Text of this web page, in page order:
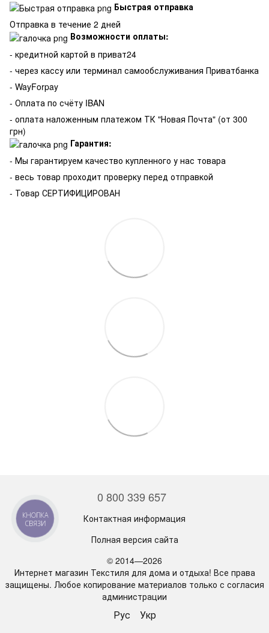
Быстрая отправка
Отправка в течение 2 дней
Возможности оплаты:
- кредитной картой в приват24
- через кассу или терминал самообслуживания Приватбанка
- WayForpay
- Оплата по счёту IBAN
- оплата наложенным платежом ТК "Новая Почта" (от 300
грн)
Гарантия:
- Мы гарантируем качество купленного у нас товара
- весь товар проходит проверку перед отправкой
- Товар СЕРТИФИЦИРОВАН
0 800 339 657
Контактная информация
Полная версия сайта
© 2014—2026
Интернет магазин Текстиля для дома и отдыха! Все права
защищены. Любое копирование материалов только с согласия
администрации
Рус Укр
КНОПКА
СВЯЗИ